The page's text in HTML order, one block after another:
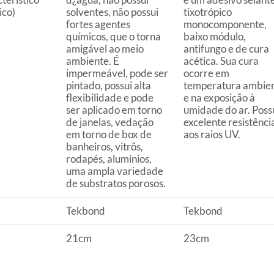
em quaisquer das lojas ou no Centro de
perfeitas condições de uso;
troca será atendida somente nas lojas da
qualquer tipo de vício, não é obrigatório. No
original, intacta e acompanhada da
poderá trocar o produto por quaisquer outros
peço superior ao produto objeto da troca, esta
solventes, não possui
fortes agentes
químicos, que o torna
amigável ao meio
ambiente. É
impermeável, pode ser
pintado, possui alta
flexibilidade e pode
ser aplicado em torno
de janelas, vedação
em torno de box de
banheiros, vitrôs,
rodapés, alumínios,
uma ampla variedade
de substratos porosos.
tixotrópico
monocomponente,
baixo módulo,
antifungo e de cura
acética. Sua cura
ocorre em
temperatura
e na exposição à
umidade do ar.
excelente
aos raios UV.
Tekbond Tekbond
21cm 23cm